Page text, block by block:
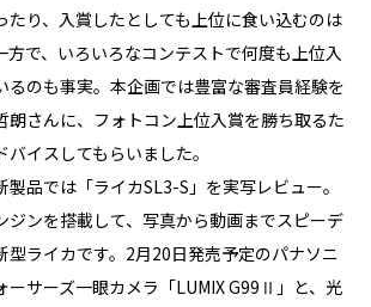
たり、入賞したとしても上位に食い込むのは
方で、いろいろなコンテストで何度も上位入
るのも事実。本企画では豊富な審査員経験を
朗さんに、フォトコン上位入賞を勝ち取るた
イスしてもらいました。
製品では「ライカSL3-S」を実写レビュー。
ジンを搭載して、写真から動画までスピーデ
型ライカです。2月20日発売予定のパナソニ
ーサーズ一眼カメラ「LUMIX G99Ⅱ」と、光